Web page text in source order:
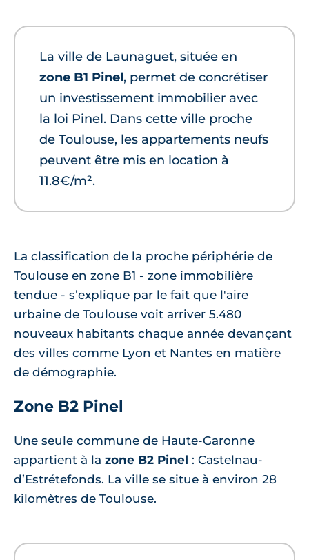
La ville de Launaguet, située en
zone B1 Pinel, permet de concrétiser
un investissement immobilier avec
la loi Pinel. Dans cette ville proche
de Toulouse, les appartements neufs
peuvent être mis en location à
11.8€/m².
La classification de la proche périphérie de
Toulouse en zone B1 - zone immobilière
tendue - s’explique par le fait que l'aire
urbaine de Toulouse voit arriver 5.480
nouveaux habitants chaque année devançant
des villes comme Lyon et Nantes en matière
de démographie.
Zone B2 Pinel
Une seule commune de Haute-Garonne
appartient à la zone B2 Pinel : Castelnau-
d’Estrétefonds. La ville se situe à environ 28
kilomètres de Toulouse.